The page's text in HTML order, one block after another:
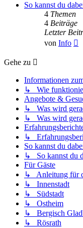
So kannst du
4 Themen
4 Beiträge
Letzter
von Info
Gehe zu
Informationen
↳ Wie
Angebote &
↳ Was wird
↳ Was wird
↳
So kannst du
↳ So kannst du
Für Gäste
↳ Anleitung für
↳ Innenstadt
↳ Südstadt
↳ Ostheim
↳ Bergisch
↳ Rösrath